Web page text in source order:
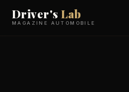
Driver'sLab
MAGAZINE AUTOMOBILE